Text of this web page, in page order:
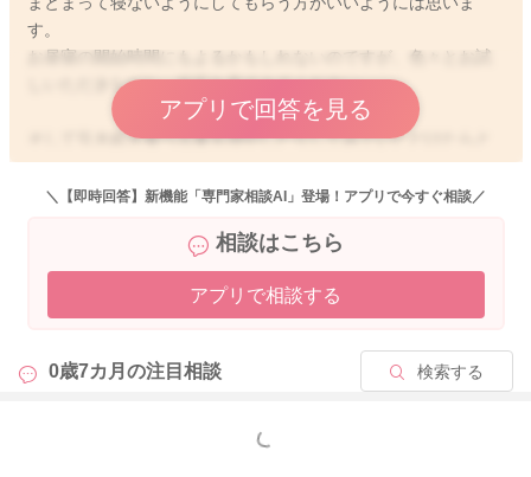
す。
お昼寝の開始時間にもよるかもしれないのですが、色々とお試
しいただきながら、反応を見てみてください。
そして引き続き食べる量を増やしたりしてみていただけたらと
思います。
アプリで回答を見る
2026/4/29 8:49
＼【即時回答】新機能「専門家相談AI」登場！アプリで今すぐ相談／
相談はこちら
アプリで相談する
0歳7カ月の注目相談 検索する
もっと見る